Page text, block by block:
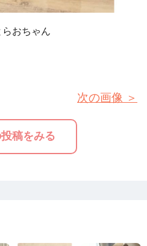
おちゃん
稿をみる
次の画像 ＞